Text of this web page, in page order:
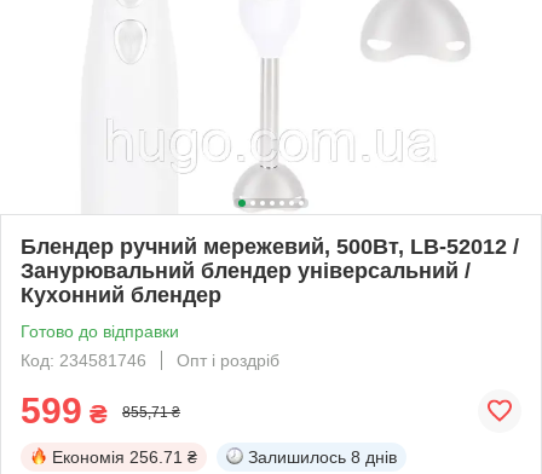
Блендер ручний мережевий, 500Вт, LB-52012 /
Занурювальний блендер універсальний /
Кухонний блендер
Готово до відправки
Код: 234581746
Опт і роздріб
599 ₴ 855,71 ₴
Економія 256.71 ₴ Залишилось 8 днів